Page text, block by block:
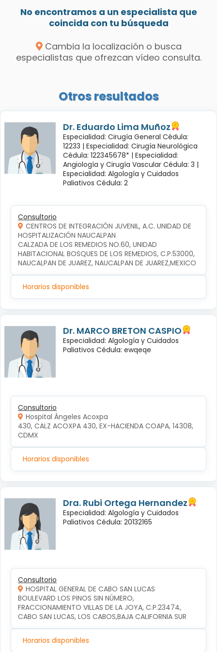
No encontramos a un especialista que
coincida con tu búsqueda
Cambia la localización o busca
especialistas que ofrezcan vídeo consulta.
Otros resultados
Dr. Eduardo Lima Muñoz
Especialidad: Cirugía General Cédula:
12233 | Especialidad: Cirugía Neurológica
Cédula: 122345678* | Especialidad:
Angiología y Cirugía Vascular Cédula: 3 |
Especialidad: Algología y Cuidados
Paliativos Cédula: 2
Consultorio
CENTROS DE INTEGRACIÓN JUVENIL, A.C. UNIDAD DE
HOSPITALIZACIÓN NAUCALPAN
CALZADA DE LOS REMEDIOS NO.60, UNIDAD
HABITACIONAL BOSQUES DE LOS REMEDIOS, C.P.53000,
NAUCALPAN DE JUAREZ, NAUCALPAN DE JUAREZ,MEXICO
Horarios disponibles
Dr. MARCO BRETON CASPIO
Especialidad: Algología y Cuidados
Paliativos Cédula: ewqeqe
Consultorio
Hospital Ángeles Acoxpa
430, CALZ ACOXPA 430, EX-HACIENDA COAPA, 14308,
CDMX
Horarios disponibles
Dra. Rubi Ortega Hernandez
Especialidad: Algología y Cuidados
Paliativos Cédula: 20132165
Consultorio
HOSPITAL GENERAL DE CABO SAN LUCAS
BOULEVARD LOS PINOS SIN NÚMERO,
FRACCIONAMIENTO VILLAS DE LA JOYA, C.P.23474,
CABO SAN LUCAS, LOS CABOS,BAJA CALIFORNIA SUR
Horarios disponibles